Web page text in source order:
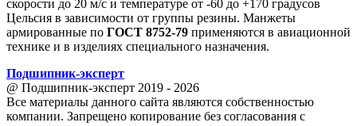
скорости до 20 м/с и температуре от -60 до +170 градусов
Цельсия в зависимости от группы резины. Манжеты
армированные по ГОСТ 8752-79 применяются в авиационной
технике и в изделиях специального назначения.
Подшипник-эксперт
@ Подшипник-эксперт 2019 - 2026
Все материалы данного сайта являются собственностью
компании. Запрещено копирование без согласования с